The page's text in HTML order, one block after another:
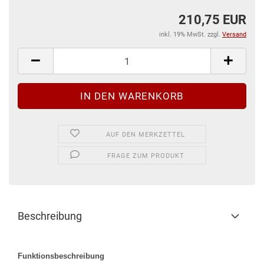
210,75 EUR
inkl. 19% MwSt. zzgl. Versand
AUF DEN MERKZETTEL
FRAGE ZUM PRODUKT
Beschreibung
Funktionsbeschreibung